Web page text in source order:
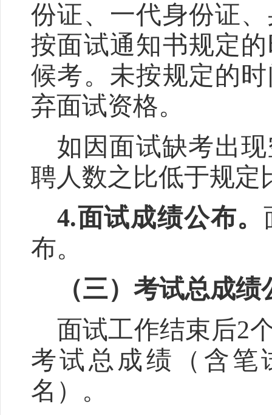
份证、一代身份证
按面试通知书规定
候考。未按规定的
弃面试资格。
如因面试缺考出
聘人数之比低于规定
4.面试成绩公布。
布。
（三）考试总成绩
面试工作结束后2
考试总成绩（含笔
名）。